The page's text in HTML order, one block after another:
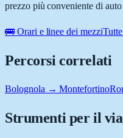
prezzo più conveniente di
🚌 Orari e linee dei mezzi
Percorsi correlati
Bolognola → Montefortino
Strumenti per il